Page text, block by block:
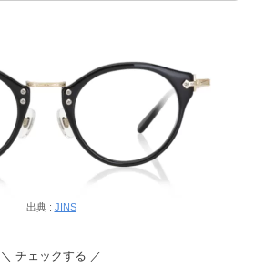
出典 : JINS
＼ チェックする ／